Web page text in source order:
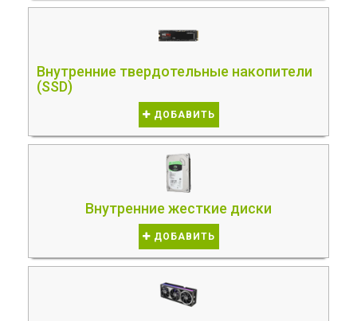
Внутренние твердотельные накопители
(SSD)
ДОБАВИТЬ
Внутренние жесткие диски
ДОБАВИТЬ